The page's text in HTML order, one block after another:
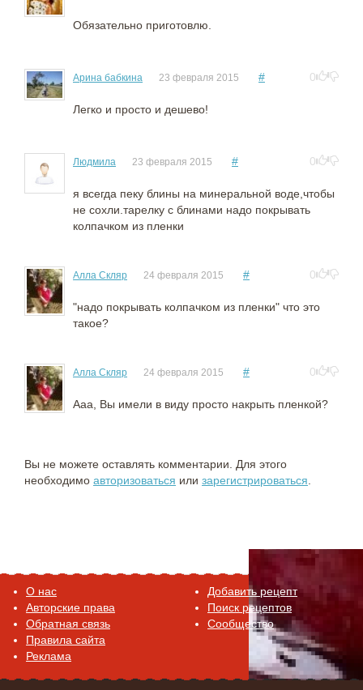
Обязательно приготовлю.
Арина бабкина 23 февраля 2015 # 0
Легко и просто и дешево!
Людмила 23 февраля 2015 # 0
я всегда пеку блины на минеральной воде,чтобы
не сохли.тарелку с блинами надо покрывать
колпачком из пленки
Алла Скляр 24 февраля 2015 # 0
"надо покрывать колпачком из пленки" что это
такое?
Алла Скляр 24 февраля 2015 # 0
Ааа, Вы имели в виду просто накрыть пленкой?
Вы не можете оставлять комментарии. Для этого
необходимо авторизоваться или зарегистрироваться
O нас
Авторские права
Обратная связь
Правила сайта
Реклама
Добавить рецепт
Поиск рецептов
Сообщество